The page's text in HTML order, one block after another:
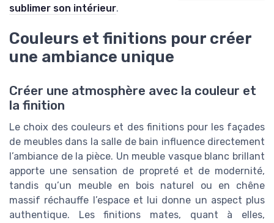
sublimer son intérieur.
Couleurs et finitions pour créer
une ambiance unique
Créer une atmosphère avec la couleur et
la finition
Le choix des couleurs et des finitions pour les façades
de meubles dans la salle de bain influence directement
l’ambiance de la pièce. Un meuble vasque blanc brillant
apporte une sensation de propreté et de modernité,
tandis qu’un meuble en bois naturel ou en chêne
massif réchauffe l’espace et lui donne un aspect plus
authentique. Les finitions mates, quant à elles,